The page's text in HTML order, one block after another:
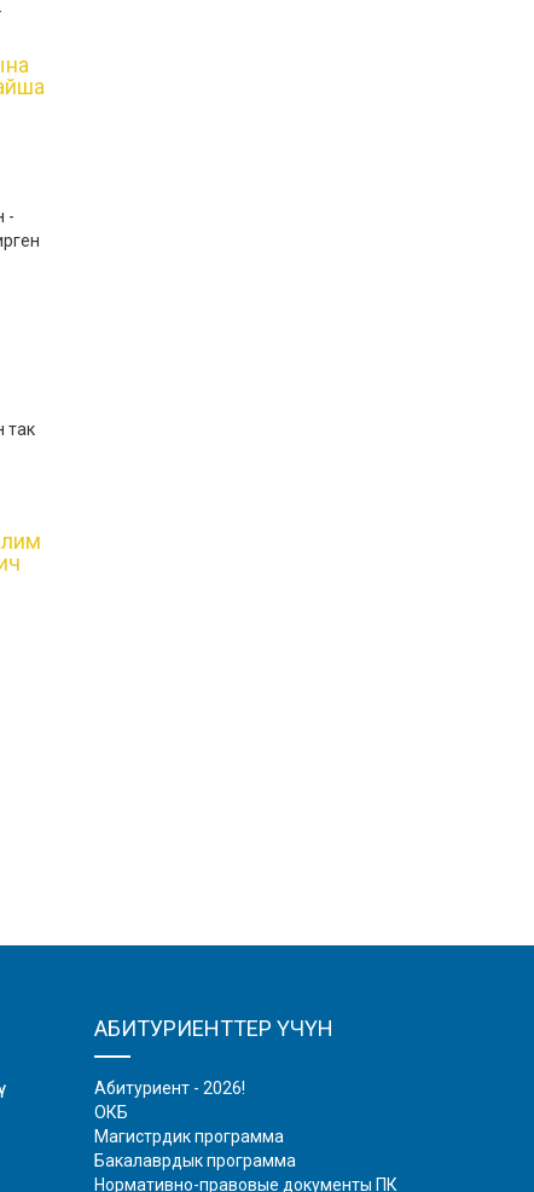
-
так
АБИТУРИЕНТТЕР ҮЧҮН
Абитуриент - 2026!
ОКБ
Магистрдик программа
Бакалаврдык программа
Нормативно-правовые документы ПК